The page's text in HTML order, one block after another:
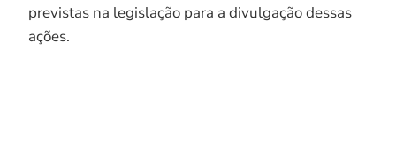
previstas na legislação para a divulgação dessas
ações.